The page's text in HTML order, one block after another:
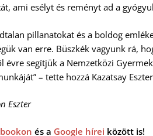
ami esélyt és reményt ad a
pillanatokat és a boldog
van erre. Büszkék vagyunk rá,
segítjük a Nemzetközi
– tette hozzá Kazatsay
Eszter
és a Google hírei között is!